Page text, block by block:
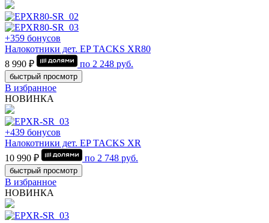
+359 бонусов
Налокотники дет. EP TACKS XR80
8 990 ₽
по 2 248 руб.
быстрый просмотр
В избранное
НОВИНКА
+439 бонусов
Налокотники дет. EP TACKS XR
10 990 ₽
по 2 748 руб.
быстрый просмотр
В избранное
НОВИНКА